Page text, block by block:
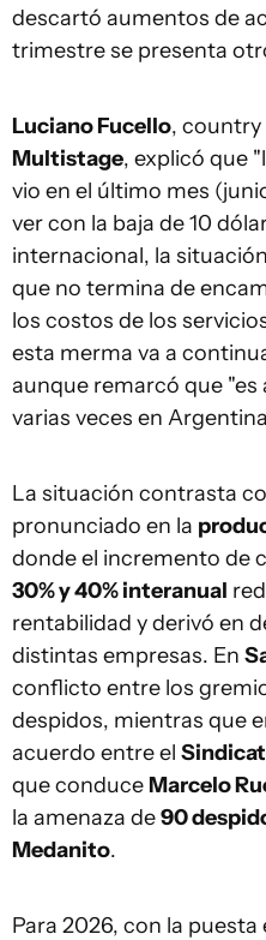
descartó aumentos de
trimestre se presenta
Luciano Fucello, country
Multistage, explicó que
vio en el último mes
ver con la baja de 10
internacional, la
que no termina de
los costos de los
esta merma va a
aunque remarcó que "es
varias veces en
La situación contrasta
pronunciado en la
donde el incremento de
30% y 40% interanual
rentabilidad y derivó en
distintas empresas. En
conflicto entre los
despidos, mientras que
acuerdo entre el
que conduce Marcelo
la amenaza de90
Medanito.
Para 2026, con la